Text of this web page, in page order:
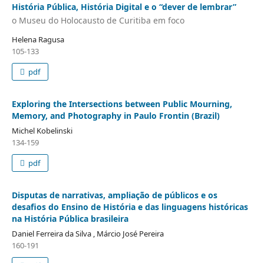
História Pública, História Digital e o “dever de lembrar”
o Museu do Holocausto de Curitiba em foco
Helena Ragusa
105-133
pdf
Exploring the Intersections between Public Mourning,
Memory, and Photography in Paulo Frontin (Brazil)
Michel Kobelinski
134-159
pdf
Disputas de narrativas, ampliação de públicos e os
desafios do Ensino de História e das linguagens históricas
na História Pública brasileira
Daniel Ferreira da Silva , Márcio José Pereira
160-191